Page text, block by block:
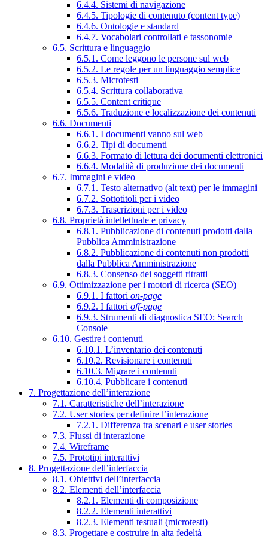
6.4.4. Sistemi di navigazione
6.4.5. Tipologie di contenuto (content type)
6.4.6. Ontologie e standard
6.4.7. Vocabolari controllati e tassonomie
6.5. Scrittura e linguaggio
6.5.1. Come leggono le persone sul web
6.5.2. Le regole per un linguaggio semplice
6.5.3. Microtesti
6.5.4. Scrittura collaborativa
6.5.5. Content critique
6.5.6. Traduzione e localizzazione dei contenuti
6.6. Documenti
6.6.1. I documenti vanno sul web
6.6.2. Tipi di documenti
6.6.3. Formato di lettura dei documenti elettronici
6.6.4. Modalità di produzione dei documenti
6.7. Immagini e video
6.7.1. Testo alternativo (alt text) per le immagini
6.7.2. Sottotitoli per i video
6.7.3. Trascrizioni per i video
6.8. Proprietà intellettuale e privacy
6.8.1. Pubblicazione di contenuti prodotti dalla
Pubblica Amministrazione
6.8.2. Pubblicazione di contenuti non prodotti
dalla Pubblica Amministrazione
6.8.3. Consenso dei soggetti ritratti
6.9. Ottimizzazione per i motori di ricerca (SEO)
6.9.1. I fattori on-page
6.9.2. I fattori off-page
6.9.3. Strumenti di diagnostica SEO: Search
Console
6.10. Gestire i contenuti
6.10.1. L’inventario dei contenuti
6.10.2. Revisionare i contenuti
6.10.3. Migrare i contenuti
6.10.4. Pubblicare i contenuti
7. Progettazione dell’interazione
7.1. Caratteristiche dell’interazione
7.2. User stories per definire l’interazione
7.2.1. Differenza tra scenari e user stories
7.3. Flussi di interazione
7.4. Wireframe
7.5. Prototipi interattivi
8. Progettazione dell’interfaccia
8.1. Obiettivi dell’interfaccia
8.2. Elementi dell’interfaccia
8.2.1. Elementi di composizione
8.2.2. Elementi interattivi
8.2.3. Elementi testuali (microtesti)
8.3. Progettare e costruire in alta fedeltà